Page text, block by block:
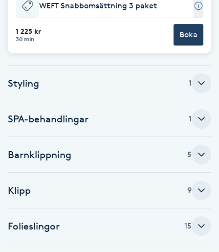
Color correction
Cryoterapi
Damklippning
Diamantslipning
E
WEFT Snabbomsättning 3 paket
1 225 kr
30 min Boka
Styling 1
SPA-behandlingar 1
Barnklippning 5
Klipp 9
Folieslingor 15